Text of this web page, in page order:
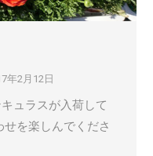
年2月12日
ュラスが入荷して
を楽しんでくださ